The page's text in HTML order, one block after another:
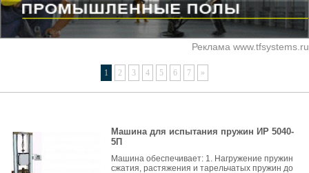
Реклама www.tfsystems.ru
1 2 3 4 5 6 7 »
Машина для испытания пружин ИР 5040-
5П
Машина обеспечивает: 1. Нагружение пружин
сжатия, растяжения и тарельчатых пружин до